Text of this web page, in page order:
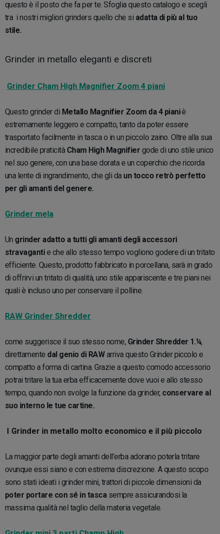
questo è il posto che fa per te. Sfoglia questo catalogo e scegli
tra i nostri migliori grinders quello che si adatta di più al tuo
stile.
Grinder in metallo eleganti e discreti
Grinder Cham High Magnifier Zoom 4 piani
Questo grinder di Metallo Magnifier Zoom da 4 pianiè
estremamente leggero e compatto, tanto da poter essere
trasportato facilmente in tasca o in un piccolo zaino. Oltre alla sua
incredibile praticità Cham High Magnifier gode di uno stile unico
nel suo genere, con una base dorata e un coperchio che ricorda
una lente di ingrandimento, che gli da un tocco retrò perfetto
per gli amanti del genere.
Grinder mela
Un grinder adatto a tutti gli amanti degli accessori
stravagantie che allo stesso tempo vogliono godere di un tritato
efficiente. Questo, prodotto fabbricato in porcellana, sarà in grado
di offrirvi un tritato di qualità, uno stile appariscente e tre piani nei
quali è incluso uno per conservare il polline.
RAW Grinder Shredder
come suggerisce il suo stesso nome, Grinder Shredder 1.¼,
direttamente dal genio di RAWarriva questo Grinder piccolo e
compatto a forma di cartina. Grazie a questo comodo accessorio
potrai tritare la tua erba efficacemente dove vuoi e allo stesso
tempo, quando non svolge la funzione da grinder, conservare al
suo interno le tue cartine.
I Grinder in metallo molto economico e il più piccolo
La maggior parte degli amanti dell’erba adorano poterla tritare
ovunque essi siano e con estrema discrezione. A questo scopo
sono stati ideati i grinder mini, trattori di piccole dimensioni da
poter portare con sé in tasca sempre assicurandosi la
massima qualità nel taglio della materia vegetale.